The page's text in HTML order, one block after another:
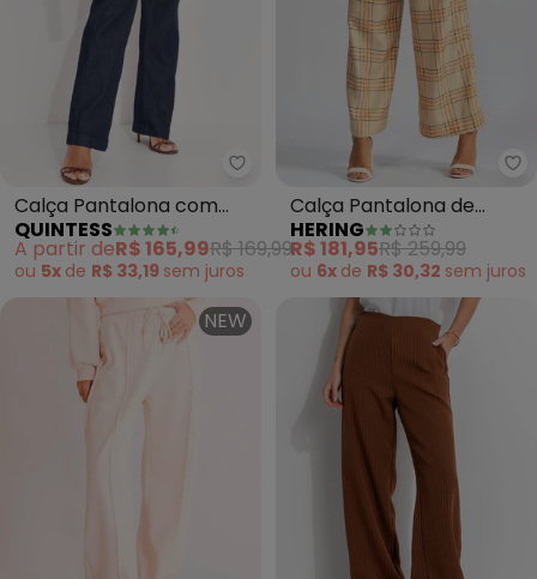
Quintess - Calça Pantalona
Calça Pantalona com
Bolsos (Jeans Escuro)
QUINTESS
A partir deR$ 165,99R$ 169,99
ou 5x de R$ 33,19 sem juros
Calça Pantalona de
Viscose Xadrez (Laranja)
HERING
R$ 181,95R$ 259,99
ou 6x de R$ 30,32 sem juros
NEW